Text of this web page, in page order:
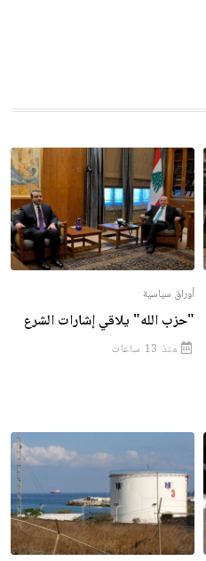
أوراق سياسية
"حزب الله" يلاقي إشارات الشرع
منذ 13 ساعات